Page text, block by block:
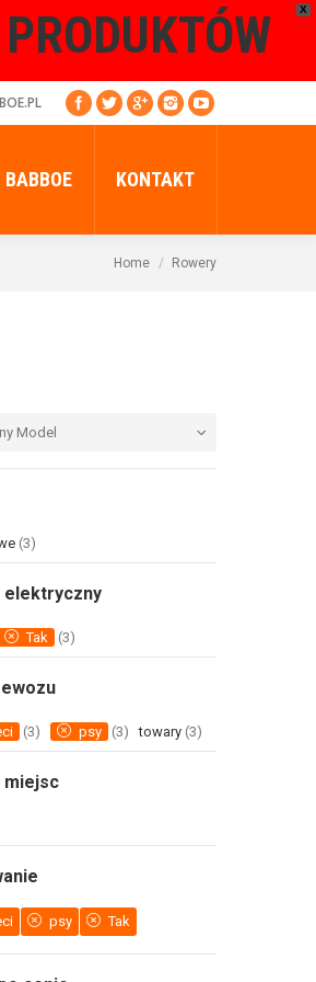
X
BABBOE KONTAKT
Home Rowery
Model
(3)
elektryczny
Tak (3)
(3) psy (3) towary (3)
miejsc
psy Tak